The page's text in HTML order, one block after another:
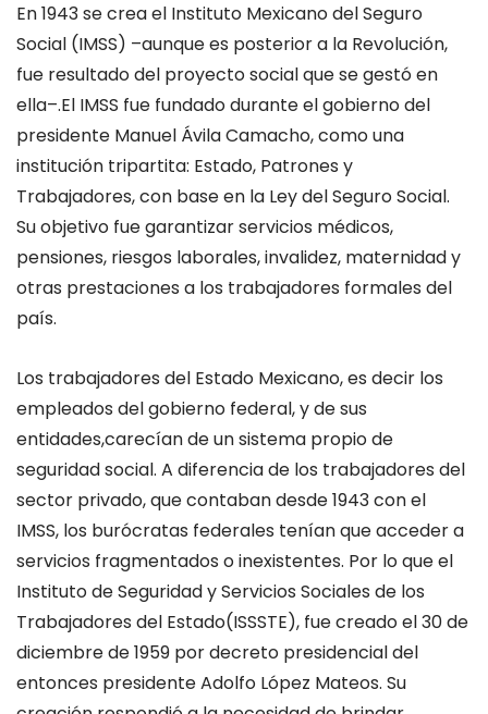
En 1943 se crea el Instituto Mexicano del Seguro
Social (IMSS) –aunque es posterior a la Revolución,
fue resultado del proyecto social que se gestó en
ella–.El IMSS fue fundado durante el gobierno del
presidente Manuel Ávila Camacho, como una
institución tripartita: Estado, Patrones y
Trabajadores, con base en la Ley del Seguro Social.
Su objetivo fue garantizar servicios médicos,
pensiones, riesgos laborales, invalidez, maternidad y
otras prestaciones a los trabajadores formales del
país.
Los trabajadores del Estado Mexicano, es decir los
empleados del gobierno federal,y de sus
entidades,carecían de un sistema propio de
seguridad social. A diferencia de los trabajadores del
sector privado, que contabandesde 1943con el
IMSS, los burócratas federales tenían que acceder a
servicios fragmentados o inexistentes. Por lo que el
Instituto de Seguridad y Servicios Sociales de los
Trabajadores del Estado(ISSSTE), fue creado el30 de
diciembre de 1959 por decreto presidencial del
entonces presidenteAdolfo López Mateos. Su